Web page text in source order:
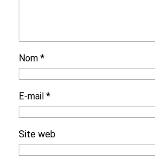
Nom *
E-mail *
Site web